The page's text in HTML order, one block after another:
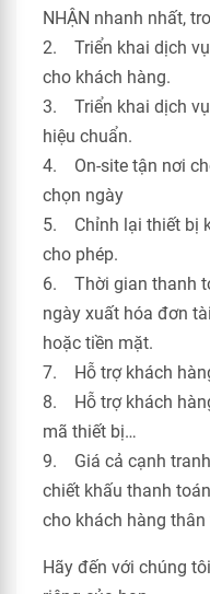
NHẬN nhanh nhất,
2. Triển khai dịch vụ
cho khách hàng.
3. Triển khai dịch vụ
hiệu chuẩn.
4. On-site tận nơi
chọn ngày
5. Chỉnh lại thiết bị
cho phép.
6. Thời gian thanh
ngày xuất hóa đơn
hoặc tiền mặt.
7. Hỗ trợ khách
8. Hỗ trợ khách
mã thiết bị…
9. Giá cả cạnh
chiết khấu thanh
cho khách hàng
Hãy đến với chúng